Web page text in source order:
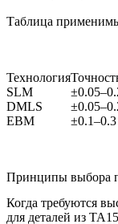
Таблица
Технология
SLM
DMLS
EBM
Принципы выбора
Когда требуются
для деталей из